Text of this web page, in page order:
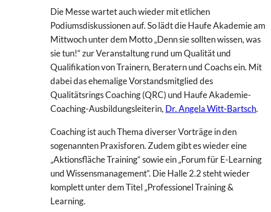
Die Messe wartet auch wieder mit etlichen
Podiumsdiskussionen auf. So lädt die Haufe Akademie am
Mittwoch unter dem Motto „Denn sie sollten wissen, was
sie tun!“ zur Veranstaltung rund um Qualität und
Qualifikation von Trainern, Beratern und Coachs ein. Mit
dabei das ehemalige Vorstandsmitglied des
Qualitätsrings Coaching (QRC) und Haufe Akademie-
Coaching-Ausbildungsleiterin, Dr. Angela Witt-Bartsch.
Coaching ist auch Thema diverser Vorträge in den
sogenannten Praxisforen. Zudem gibt es wieder eine
„Aktionsfläche Training“ sowie ein „Forum für E-Learning
und Wissensmanagement“. Die Halle 2.2 steht wieder
komplett unter dem Titel „Professionel Training &
Learning.